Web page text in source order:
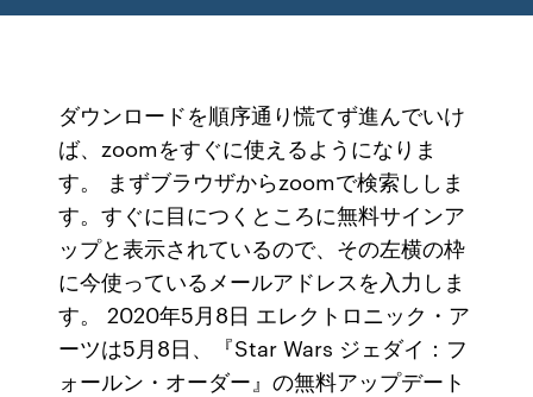
ダウンロードを順序通り慌てず進んでいけ
ば、zoomをすぐに使えるようになりま
す。 まずブラウザからzoomで検索ししま
す。すぐに目につくところに無料サインア
ップと表示されているので、その左横の枠
に今使っているメールアドレスを入力しま
す。 2020年5月8日 エレクトロニック・ア
ーツは5月8日、『Star Wars ジェダイ：フ
ォールン・オーダー』の無料アップデート